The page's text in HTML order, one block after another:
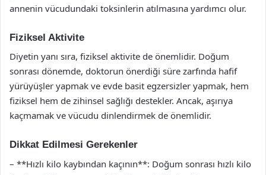
annenin vücudundaki toksinlerin atılmasına yardımcı olur.
Fiziksel Aktivite
Diyetin yanı sıra, fiziksel aktivite de önemlidir. Doğum
sonrası dönemde, doktorun önerdiği süre zarfında hafif
yürüyüşler yapmak ve evde basit egzersizler yapmak, hem
fiziksel hem de zihinsel sağlığı destekler. Ancak, aşırıya
kaçmamak ve vücudu dinlendirmek de önemlidir.
Dikkat Edilmesi Gerekenler
– **Hızlı kilo kaybından kaçının**: Doğum sonrası hızlı kilo